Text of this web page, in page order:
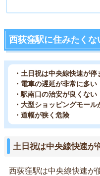
西荻窪駅に住みたく
・土日祝は中央線快速が停
・電車の遅延が非常に多い
・駅南口の治安が良くない
・大型ショッピングモール
・道幅が狭く危険
土日祝は中央線快速が
西荻窪駅は中央線快速が